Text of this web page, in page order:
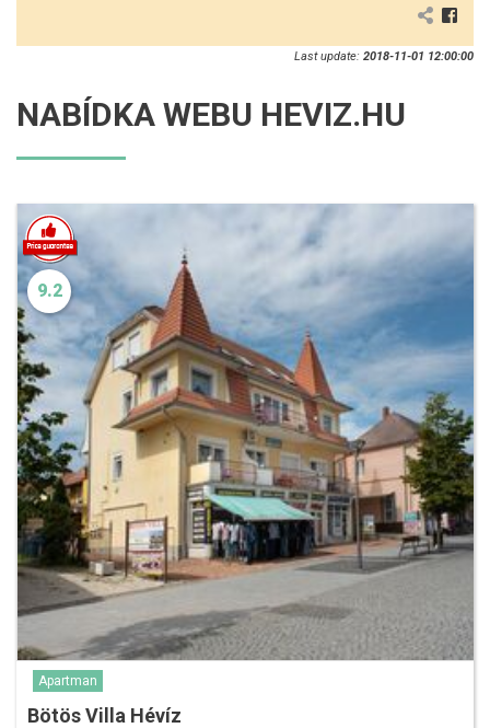
Last update: 2018-11-01 12:00:00
NABÍDKA WEBU HEVIZ.HU
9.2
Apartman
Bötös Villa Hévíz